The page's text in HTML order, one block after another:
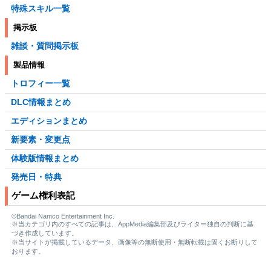
特殊スキル一覧
掲示板
雑談・質問掲示板
製品情報
トロフィー一覧
DLC情報まとめ
エディションまとめ
新要素・変更点
体験版情報まとめ
発売日・特典
ゲーム権利表記
©Bandai Namco Entertainment Inc.
※当カテゴリ内のすべての記事は、AppMedia編集部及びライター独自の判断に基
づき作成しています。
※当サイトが掲載しているデータ、画像等の無断使用・無断転載は固くお断りして
おります。